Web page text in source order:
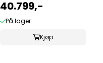
hekk
40.799,-
På lager
Kjøp